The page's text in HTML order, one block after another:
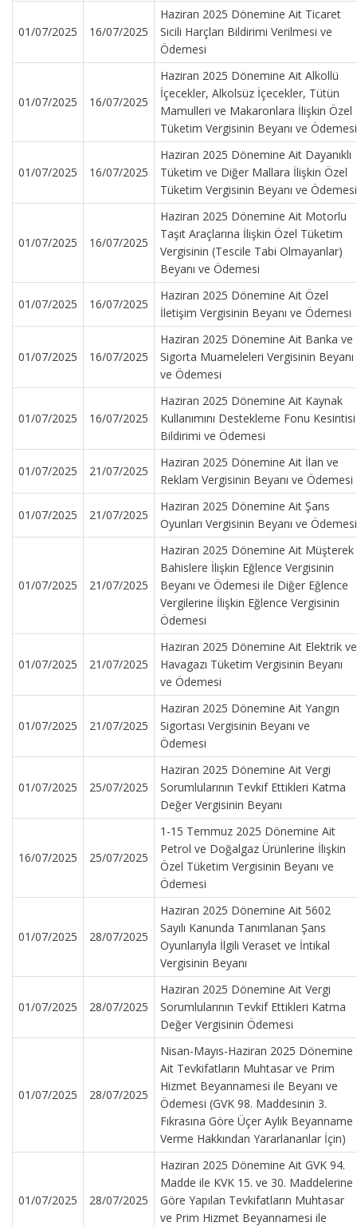
01/07/2025 16/07/2025
Haziran 2025 Dönemine Ait Ticaret
Sicili Harçları Bildirimi Verilmesi ve
Ödemesi
01/07/2025 16/07/2025
Haziran 2025 Dönemine Ait Alkollü
İçecekler, Alkolsüz İçecekler, Tütün
Mamulleri ve Makaronlara İlişkin Özel
Tüketim Vergisinin Beyanı ve Ödemesi
01/07/2025 16/07/2025
Haziran 2025 Dönemine Ait Dayanıklı
Tüketim ve Diğer Mallara İlişkin Özel
Tüketim Vergisinin Beyanı ve Ödemesi
01/07/2025 16/07/2025
Haziran 2025 Dönemine Ait Motorlu
Taşıt Araçlarına İlişkin Özel Tüketim
Vergisinin (Tescile Tabi Olmayanlar)
Beyanı ve Ödemesi
01/07/2025 16/07/2025
Haziran 2025 Dönemine Ait Özel
İletişim Vergisinin Beyanı ve Ödemesi
01/07/2025 16/07/2025
Haziran 2025 Dönemine Ait Banka ve
Sigorta Muameleleri Vergisinin Beyanı
ve Ödemesi
01/07/2025 16/07/2025
Haziran 2025 Dönemine Ait Kaynak
Kullanımını Destekleme Fonu Kesintisi
Bildirimi ve Ödemesi
01/07/2025 21/07/2025
Haziran 2025 Dönemine Ait İlan ve
Reklam Vergisinin Beyanı ve Ödemesi
01/07/2025 21/07/2025
Haziran 2025 Dönemine Ait Şans
Oyunları Vergisinin Beyanı ve Ödemesi
01/07/2025 21/07/2025
Haziran 2025 Dönemine Ait Müşterek
Bahislere İlişkin Eğlence Vergisinin
Beyanı ve Ödemesi ile Diğer Eğlence
Vergilerine İlişkin Eğlence Vergisinin
Ödemesi
01/07/2025 21/07/2025
Haziran 2025 Dönemine Ait Elektrik ve
Havagazı Tüketim Vergisinin Beyanı
ve Ödemesi
01/07/2025 21/07/2025
Haziran 2025 Dönemine Ait Yangın
Sigortası Vergisinin Beyanı ve
Ödemesi
01/07/2025 25/07/2025
Haziran 2025 Dönemine Ait Vergi
Sorumlularının Tevkif Ettikleri Katma
Değer Vergisinin Beyanı
16/07/2025 25/07/2025
1-15 Temmuz 2025 Dönemine Ait
Petrol ve Doğalgaz Ürünlerine İlişkin
Özel Tüketim Vergisinin Beyanı ve
Ödemesi
01/07/2025 28/07/2025
Haziran 2025 Dönemine Ait 5602
Sayılı Kanunda Tanımlanan Şans
Oyunlarıyla İlgili Veraset ve İntikal
Vergisinin Beyanı
01/07/2025 28/07/2025
Haziran 2025 Dönemine Ait Vergi
Sorumlularının Tevkif Ettikleri Katma
Değer Vergisinin Ödemesi
01/07/2025 28/07/2025
Nisan-Mayıs-Haziran 2025 Dönemine
Ait Tevkifatların Muhtasar ve Prim
Hizmet Beyannamesi ile Beyanı ve
Ödemesi (GVK 98. Maddesinin 3.
Fıkrasına Göre Üçer Aylık Beyanname
Verme Hakkından Yararlananlar İçin)
01/07/2025 28/07/2025
Haziran 2025 Dönemine Ait GVK 94.
Madde ile KVK 15. ve 30. Maddelerine
Göre Yapılan Tevkifatların Muhtasar
ve Prim Hizmet Beyannamesi ile